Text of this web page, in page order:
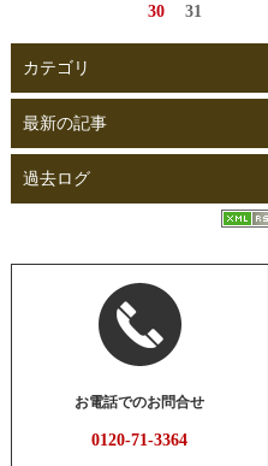
30
31
カテゴリ
最新の記事
過去ログ
お電話でのお問合せ
0120-71-3364